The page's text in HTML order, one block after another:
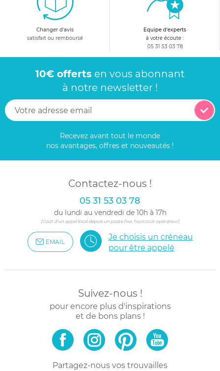
Changer d'avis
satisfait ou remboursé
Equipe d'experts
à votre écoute :
05 31 53 03 78
10€ offerts en vous abonnant
à notre newsletter !
Recevez avant tout le monde
nos avantages, offres et nouveautés !
Contactez-nous !
05 31 53 03 78
du lundi au vendredi de 10h à 17h
(Coût d'un appel local depuis un poste fixe, hors coût opérateur)
EMAIL
Je choisis un créneau
pour être appelé
Suivez-nous !
pour encore plus d'inspirations
et de bons plans !
Partagez-nous vos trouvailles